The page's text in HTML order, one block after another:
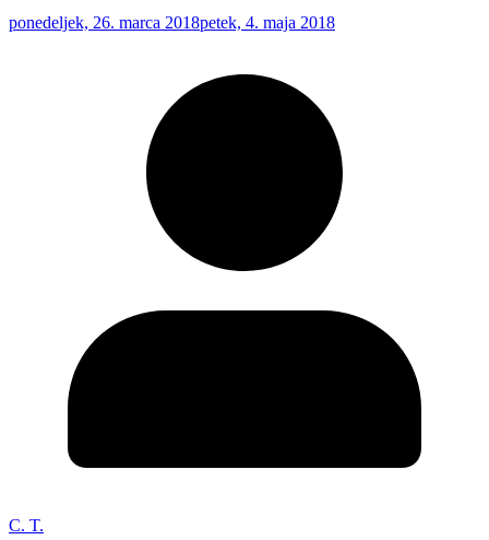
ponedeljek, 26. marca 2018petek, 4. maja 2018
C. T.